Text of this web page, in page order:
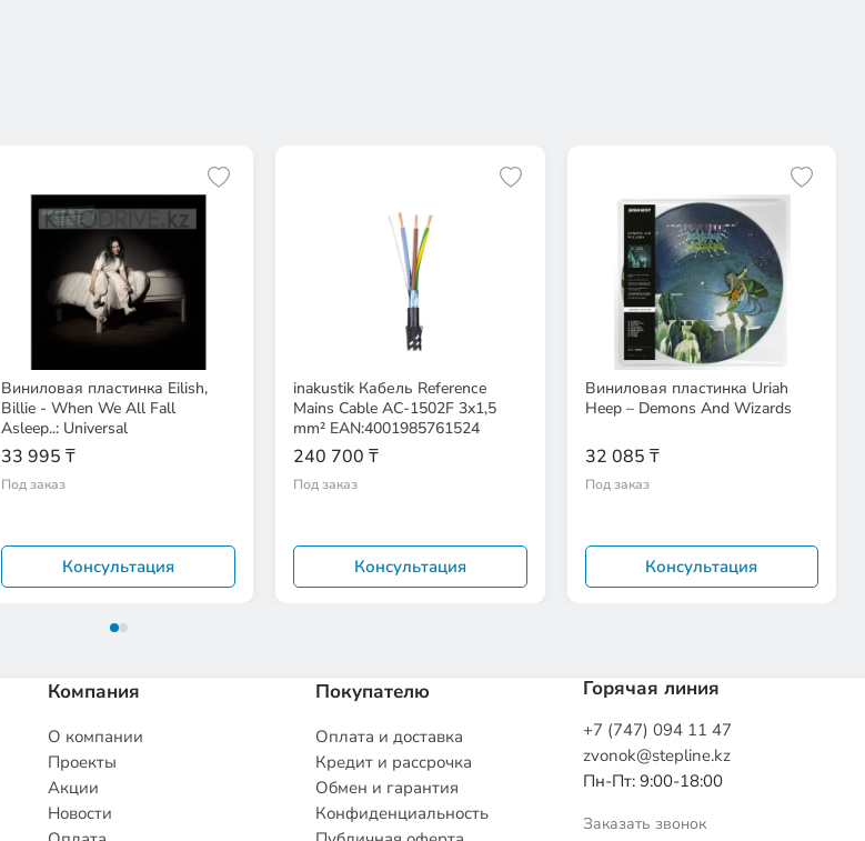
Виниловая пластинка Eilish,
Billie - When We All Fall
Asleep..: Universal
33 995 ₸
Под заказ
Консультация
inakustik Кабель Reference
Mains Cable AC-1502F 3x1,5
mm² EAN:4001985761524
240 700 ₸
Под заказ
Консультация
Виниловая пластинка Uriah
Heep – Demons And Wizards
32 085 ₸
Под заказ
Консультация
Компания
О компании
Проекты
Акции
Новости
Покупателю
Оплата и доставка
Кредит и рассрочка
Обмен и гарантия
Конфиденциальность
Горячая линия
+7 (747) 094 11 47
zvonok@stepline.kz
Пн-Пт: 9:00-18:00
Заказать звонок